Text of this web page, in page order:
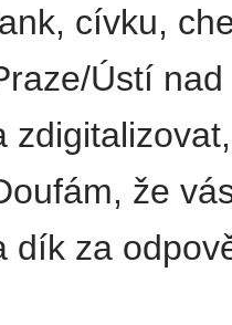
cívku,
Ústí
že
dík za